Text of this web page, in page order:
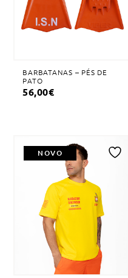
BARBATANAS – PÉS DE
PATO
56,00€
NOVO